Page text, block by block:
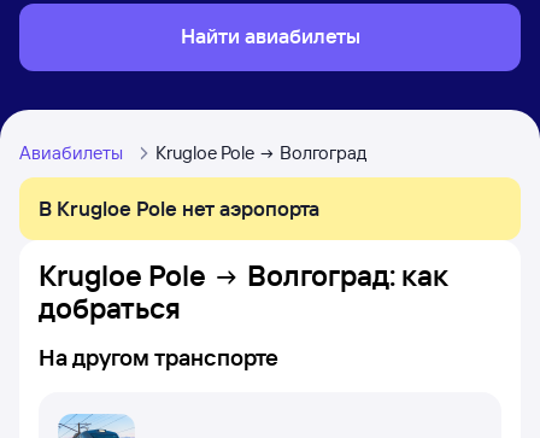
Найти авиабилеты
Авиабилеты Krugloe Pole Волгоград
В Krugloe Pole нет аэропорта
Krugloe Pole Волгоград: как
добраться
На другом транспорте